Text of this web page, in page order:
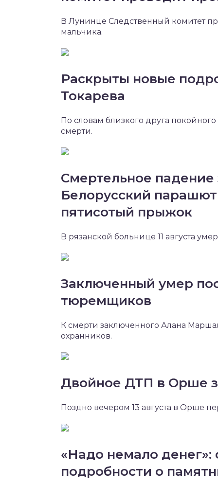
В Лунинце Следственный комитет
мальчика.
Раскрыты новые
Токарева
По словам близкого друга
смерти.
Смертельное
Белорусский
пятисотый прыжок
В рязанской больнице 11 августа
Заключенный умер
тюремщиков
К смерти заключенного Алана
охранников.
Двойное ДТП в Орше
Поздно вечером 13 августа в Орше
«Надо немало денег»:
подробности о